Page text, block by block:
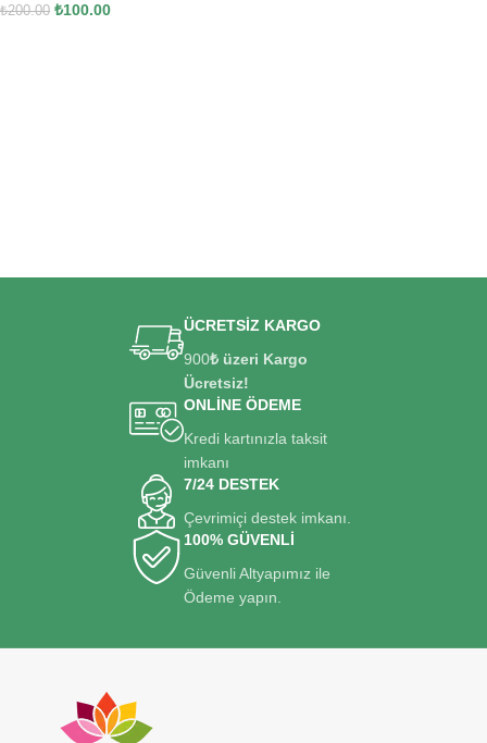
₺200.00 ₺100.00
ÜCRETSİZ KARGO
900₺ üzeri Kargo
Ücretsiz!
ONLİNE ÖDEME
Kredi kartınızla taksit
imkanı
7/24 DESTEK
Çevrimiçi destek imkanı.
100% GÜVENLİ
Güvenli Altyapımız ile
Ödeme yapın.